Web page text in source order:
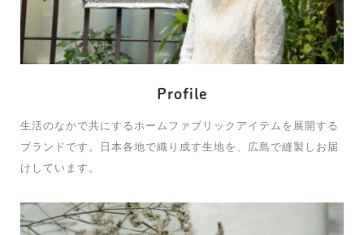
Profile
生活のなかで共にするホームファブリックアイテムを展開する
ブランドです。日本各地で織り成す生地を、広島で縫製しお届
けしています。